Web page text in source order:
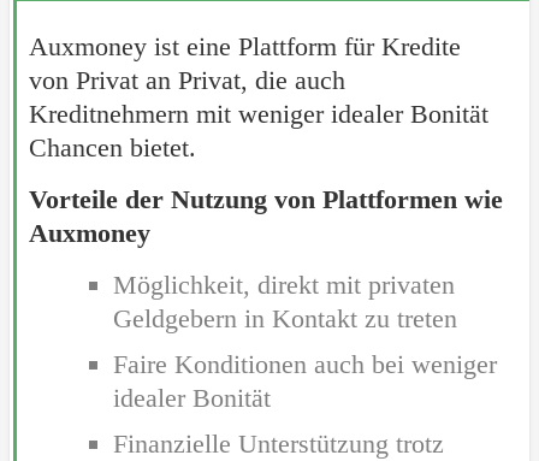
Auxmoney ist eine Plattform für Kredite
von Privat an Privat, die auch
Kreditnehmern mit weniger idealer Bonität
Chancen bietet.
Vorteile der Nutzung von Plattformen wie
Auxmoney
Möglichkeit, direkt mit privaten
Geldgebern in Kontakt zu treten
Faire Konditionen auch bei weniger
idealer Bonität
Finanzielle Unterstützung trotz